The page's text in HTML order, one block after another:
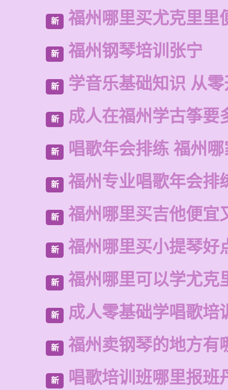
新 福州哪里买尤克里里
新 福州钢琴培训张宁
新 学音乐基础知识 从
新 成人在福州学古筝要
新 唱歌年会排练 福州
新 福州专业唱歌年会排
新 福州哪里买吉他便宜
新 福州哪里买小提琴好
新 福州哪里可以学尤克
新 成人零基础学唱歌培
新 福州卖钢琴的地方有
新 唱歌培训班哪里报班